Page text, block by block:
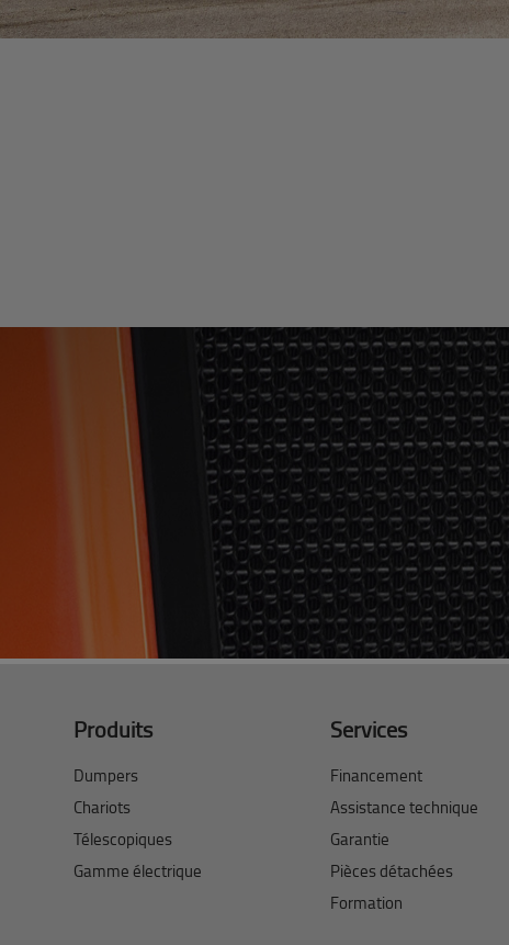
Produits
Dumpers
Chariots
Télescopiques
Gamme électrique
Services
Financement
Assistance technique
Garantie
Pièces détachées
Formation